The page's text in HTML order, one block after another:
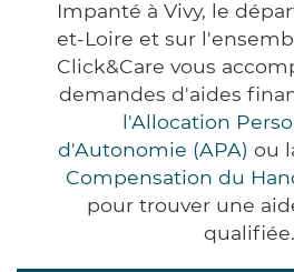
Impanté à Vivy, le
et-Loire et sur
Click&Care vous
demandes d'aides
l'Allocation
d'Autonomie (APA) ou
Compensation du
pour trouver une
qualifiée.